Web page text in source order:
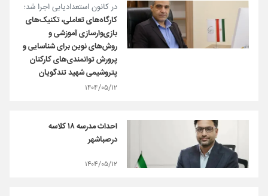
در کانون استعدادیابی اجرا شد؛
کارگاه‌های تعاملی، تکنیک‌های
بازی‌وارسازی آموزشی و
روش‌های نوین برای شناسایی و
پرورش توانمندی‌های کارکنان
پتروشیمی شهید تندگویان
۱۴۰۴/۰۵/۱۲
احداث مدرسه ۱۸ کلاسه
درصباشهر
۱۴۰۴/۰۵/۱۲